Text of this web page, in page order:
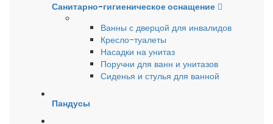
Санитарно-гигиеническое оснащение
Ванны с дверцой для инвалидов
Кресло-туалеты
Насадки на унитаз
Поручни для ванн и унитазов
Сиденья и стулья для ванной
Пандусы